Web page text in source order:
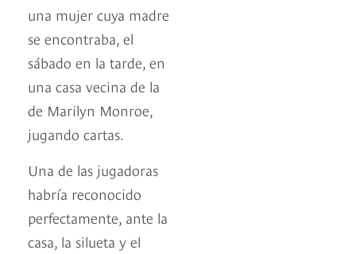
una mujer cuya madre
se encontraba, el
sábado en la tarde, en
una casa vecina de la
de Marilyn Monroe,
jugando cartas.
Una de las jugadoras
habría reconocido
perfectamente, ante la
casa, la silueta y el